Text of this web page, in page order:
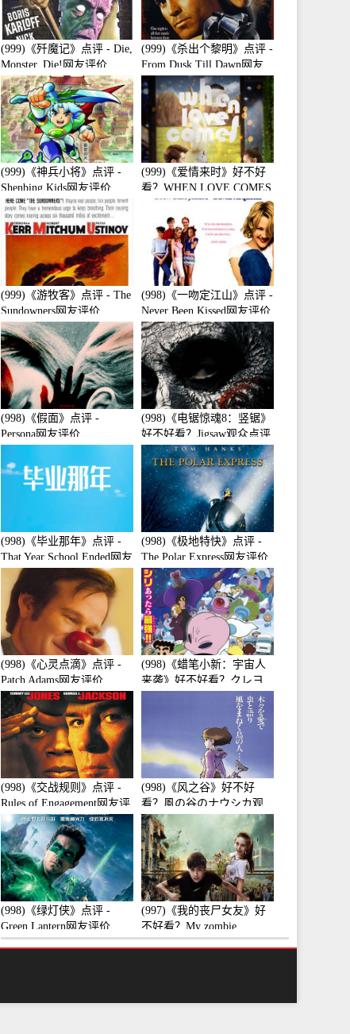
(999)《歼魔记》点评 - Die,
Monster, Die!网友评价
(999)《杀出个黎明》点评 -
From Dusk Till Dawn网友
评价
(999)《神兵小将》点评 -
Shenbing Kids网友评价
(999)《爱情来时》好不好
看？WHEN LOVE COMES
观众点评及剧本
(999)《游牧客》点评 - The
Sundowners网友评价
(998)《一吻定江山》点评 -
Never Been Kissed网友评价
(998)《假面》点评 -
Persona网友评价
(998)《电锯惊魂8：竖锯》
好不好看？Jigsaw观众点评
及剧本
(998)《毕业那年》点评 -
That Year School Ended网友
评价
(998)《极地特快》点评 -
The Polar Express网友评价
(998)《心灵点滴》点评 -
Patch Adams网友评价
(998)《蜡笔小新：宇宙人
来袭》好不好看？クレヨ
ンしんちゃん 襲来!!宇宙
人シリリ观众点评及剧本
(998)《交战规则》点评 -
Rules of Engagement网友评
价
(998)《风之谷》好不好
看？風の谷のナウシカ观
众点评及剧本
(998)《绿灯侠》点评 -
Green Lantern网友评价
(997)《我的丧尸女友》好
不好看？My zombie
girlfriend观众点评及剧本